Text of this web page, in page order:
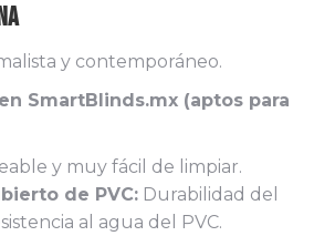
y contemporáneo.
SmartBlinds.mx (aptos para
y muy fácil de limpiar.
de PVC: Durabilidad del
al agua del PVC.